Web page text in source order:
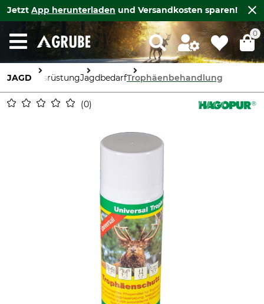
Jetzt App herunterladen und Versandkosten sparen!
0
JAGD AusrüstungJagdbedarfTrophäenbehandlung
0